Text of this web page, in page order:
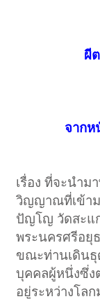
ผี
จาก
เรื่อง ที่จะนำม
วิญญาณที่เข้าม
ปัญโญ วัดสะแ
พระนครศรีอยุ
ขณะท่านเดินธุ
บุคคลผู้หนึ่งซึ่ง
อยู่ระหว่างโล